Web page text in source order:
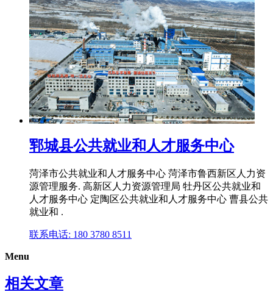
郓城县公共就业和人才服务中心
菏泽市公共就业和人才服务中心 菏泽市鲁西新区人力资
源管理服务. 高新区人力资源管理局 牡丹区公共就业和
人才服务中心 定陶区公共就业和人才服务中心 曹县公共
就业和 .
联系电话: 180 3780 8511
Menu
相关文章